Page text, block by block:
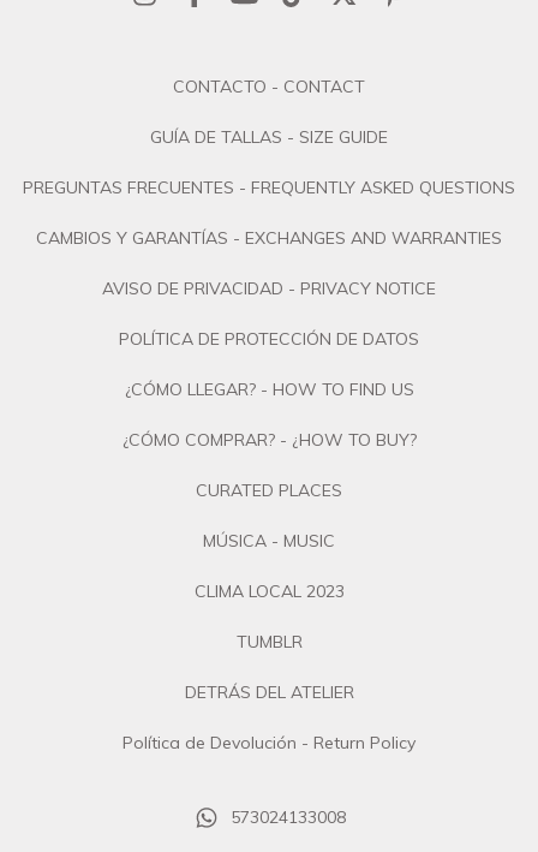
CONTACTO - CONTACT
GUÍA DE TALLAS - SIZE GUIDE
PREGUNTAS FRECUENTES - FREQUENTLY ASKED QUESTIONS
CAMBIOS Y GARANTÍAS - EXCHANGES AND WARRANTIES
AVISO DE PRIVACIDAD - PRIVACY NOTICE
POLÍTICA DE PROTECCIÓN DE DATOS
¿CÓMO LLEGAR? - HOW TO FIND US
¿CÓMO COMPRAR? - ¿HOW TO BUY?
CURATED PLACES
MÚSICA - MUSIC
CLIMA LOCAL 2023
TUMBLR
DETRÁS DEL ATELIER
Política de Devolución - Return Policy
573024133008